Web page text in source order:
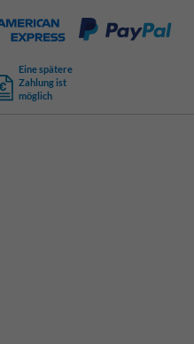
Eine spätere
Zahlung ist
möglich